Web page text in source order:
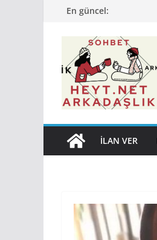
En güncel:
İLAN VER